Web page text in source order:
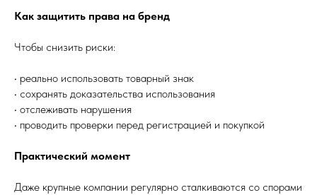
Как защитить права на бренд
Чтобы снизить риски:
• реально использовать товарный знак
• сохранять доказательства использования
• отслеживать нарушения
• проводить проверки перед регистрацией и покупкой
Практический момент
Даже крупные компании регулярно сталкиваются со спорами